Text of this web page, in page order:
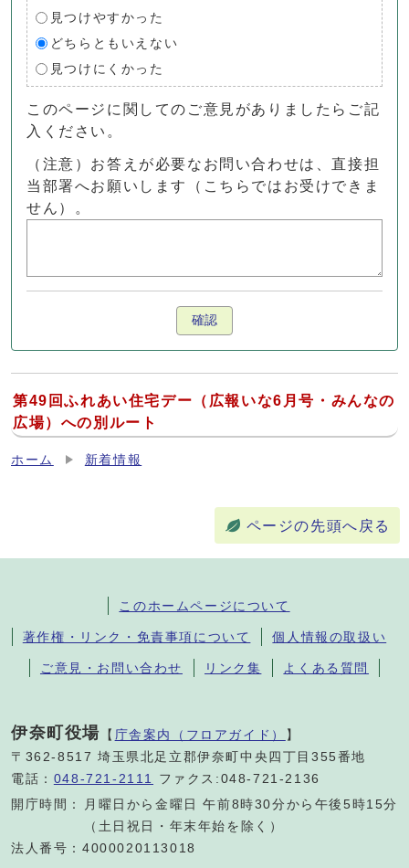
見つけやすかった
どちらともいえない
見つけにくかった
このページに関してのご意見がありましたらご記
入ください。
（注意）お答えが必要なお問い合わせは、直接担
当部署へお願いします（こちらではお受けできま
せん）。
確認
第49回ふれあい住宅デー（広報いな6月号・みんなの
広場）への別ルート
ホーム 新着情報
ページの先頭へ戻る
このホームページについて
著作権・リンク・免責事項について 個人情報の取扱い
ご意見・お問い合わせ リンク集 よくある質問
伊奈町役場 【 庁舎案内（フロアガイド） 】
〒362-8517 埼玉県北足立郡伊奈町中央四丁目355番地
電話： 048-721-2111
ファクス:048-721-2136
開庁時間：
月曜日から金曜日 午前8時30分から午後5時15分
（土日祝日・年末年始を除く）
法人番号：4000020113018